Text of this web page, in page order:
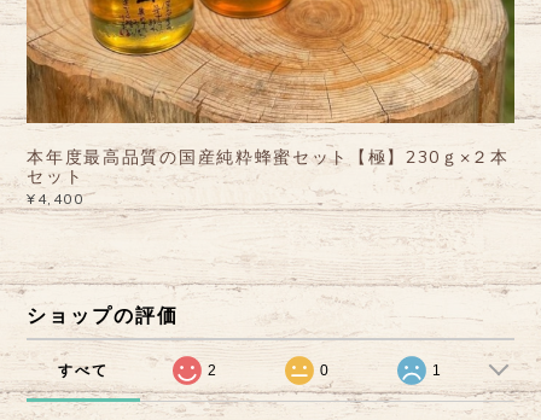
本年度最高品質の国産純粋蜂蜜セット【極】230ｇ×２本
セット
¥4,400
ショップの評価
すべて 2 0 1